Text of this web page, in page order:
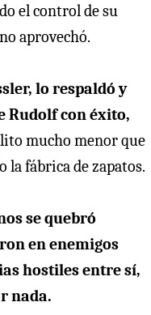
el control de su
aprovechó.
lo respaldó y
Rudolf con éxito,
mucho menor que
fábrica de zapatos.
se quebró
en enemigos
hostiles entre sí,
nada.